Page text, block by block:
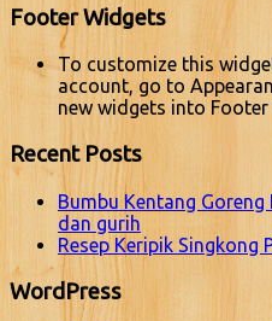
Footer Widgets
To customize this
account, go to
new widgets into
Recent Posts
Bumbu Kentang Goreng
dan gurih
Resep Keripik Singkong
WordPress